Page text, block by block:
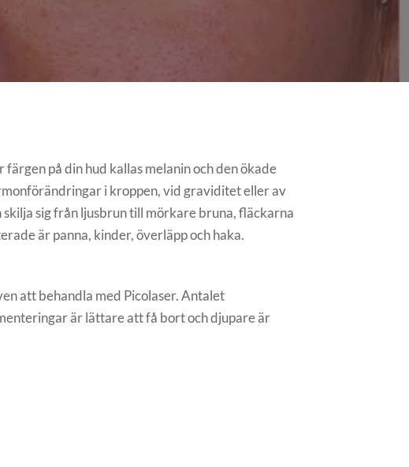
på din hud kallas melanin och den ökade
i kroppen, vid graviditet eller av
sig från ljusbrun till mörkare bruna, fläckarna
är panna, kinder, överläpp och haka.
att behandla med Picolaser. Antalet
är lättare att få bort och djupare är